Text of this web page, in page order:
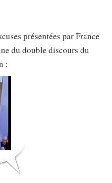
présentées par France
du double discours du
: